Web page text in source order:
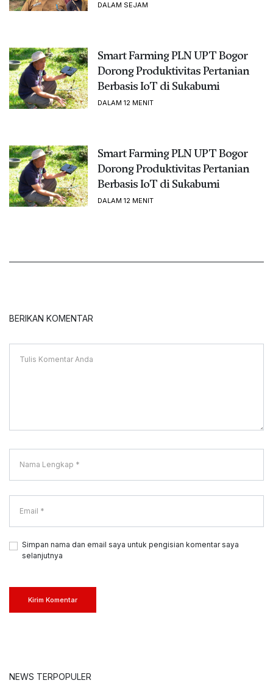
DALAM SEJAM
Smart Farming PLN UPT Bogor
Dorong Produktivitas Pertanian
Berbasis IoT di Sukabumi
DALAM 12 MENIT
Smart Farming PLN UPT Bogor
Dorong Produktivitas Pertanian
Berbasis IoT di Sukabumi
DALAM 12 MENIT
BERIKAN KOMENTAR
Simpan nama dan email saya untuk pengisian komentar saya
selanjutnya
Kirim Komentar
NEWS TERPOPULER